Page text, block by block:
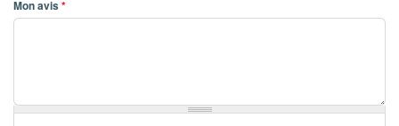
Mon avis*